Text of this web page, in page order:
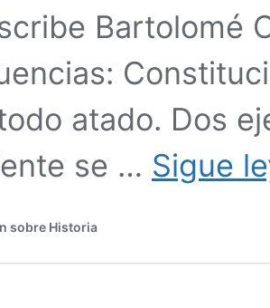
Bartolomé
atado. Dos
se … Sigue
sobre Historia